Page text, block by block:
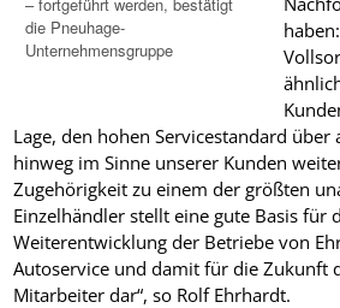
die Pneuhage-
Unternehmensgruppe
Lage, den hohen Servicestandard
hinweg im Sinne unserer Kunden
Zugehörigkeit zu einem der größten
Einzelhändler stellt eine gute Basis für
Weiterentwicklung der Betriebe von
Autoservice und damit für die Zukunft
Mitarbeiter dar“, so Rolf Ehrhardt.